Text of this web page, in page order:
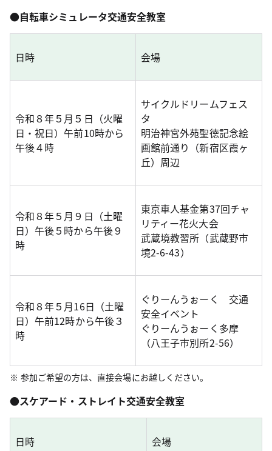
●自転車シミュレータ交通安全教室
日時 会場
令和８年５月５日（火曜
日・祝日）午前10時から
午後４時
サイクルドリームフェス
タ
明治神宮外苑聖徳記念絵
画館前通り（新宿区霞ヶ
丘）周辺
令和８年５月９日（土曜
日）午後５時から午後９
時
東京車人基金第37回チャ
リティー花火大会
武蔵境教習所（武蔵野市
境2-6-43）
令和８年５月16日（土曜
日）午前12時から午後３
時
ぐりーんうぉーく 交通
安全イベント
ぐりーんうぉーく多摩
（八王子市別所2-56）
参加ご希望の方は、直接会場にお越しください。
●スケアード・ストレイト交通安全教室
日時 会場